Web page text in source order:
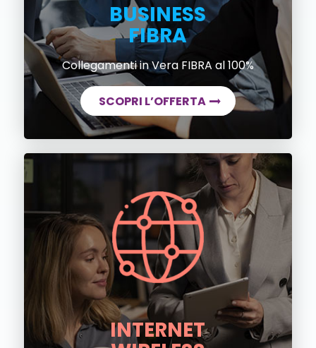
BUSINESS
FIBRA
Collegamenti in Vera FIBRA al 100%
SCOPRI L’OFFERTA
INTERNET